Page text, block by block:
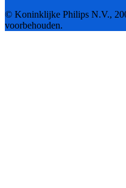
© Koninklijke Philips N.V.,
voorbehouden.